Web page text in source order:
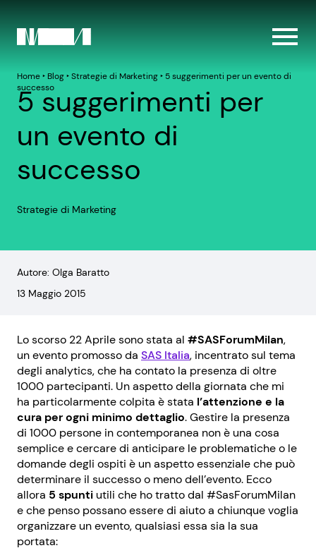
Home‣ Blog‣Strategie di Marketing‣ 5 suggerimenti per un evento di
successo
5 suggerimenti per
un evento di
successo
Strategie di Marketing
Autore: Olga Baratto
13 Maggio 2015
Lo scorso 22 Aprile sono stata al #SASForumMilan,
un evento promosso da SAS Italia, incentrato sul tema
degli analytics, che ha contato la presenza di oltre
1000 partecipanti. Un aspetto della giornata che mi
ha particolarmente colpita è stata l’attenzione e la
cura per ogni minimo dettaglio. Gestire la presenza
di 1000 persone in contemporanea non è una cosa
semplice e cercare di anticipare le problematiche o le
domande degli ospiti è un aspetto essenziale che può
determinare il successo o meno dell’evento. Ecco
allora 5 spunti utili che ho tratto dal #SasForumMilan
e che penso possano essere di aiuto a chiunque voglia
organizzare un evento, qualsiasi essa sia la sua
portata: